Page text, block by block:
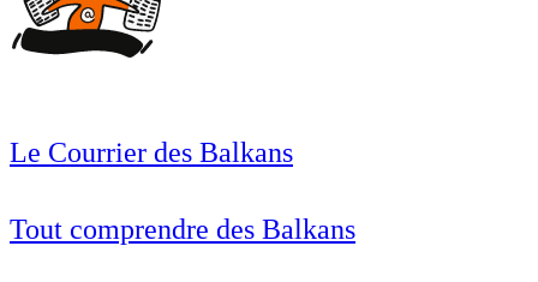
Le Courrier des Balkans
Tout comprendre des Balkans